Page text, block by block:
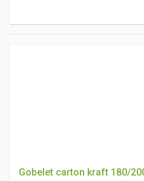
Gobelet carton kraft 180/